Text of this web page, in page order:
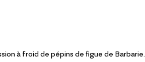
à froid de pépins de figue de Barbarie.